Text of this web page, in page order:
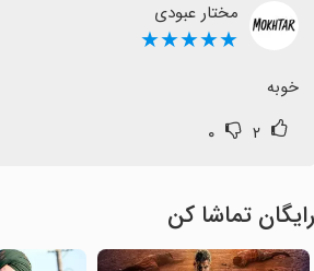
مختار عبودی
★★★★★
خوبه
۲ ۰
رایگان تماشا کن